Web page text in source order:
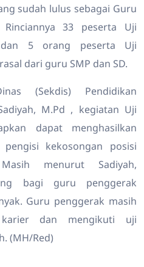
sudah lulus sebagai Guru
33 peserta Uji
dan 5 orang peserta Uji
dari guru SMP dan SD.
(Sekdis) Pendidikan
M.Pd , kegiatan Uji
dapat menghasilkan
kekosongan posisi
menurut Sadiyah,
bagi guru penggerak
Guru penggerak masih
karier dan mengikuti uji
(MH/Red)